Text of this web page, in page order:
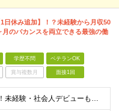
日休み追加】！？未経験から月収50
月のバカンスを両立できる最強の働
学歴不問 ベテランOK
賞与複数月 面接1回
＼応募者全員面接！未経験・社会人デビューも歓迎／ ◆スキル・資格は一切不要 ◆職種・業種未経験歓迎 ◆第二新卒・ブランクOK ＜先輩の志望動機をご紹介＞ 「収入もお休みも大切にしたい」 「頑張った分